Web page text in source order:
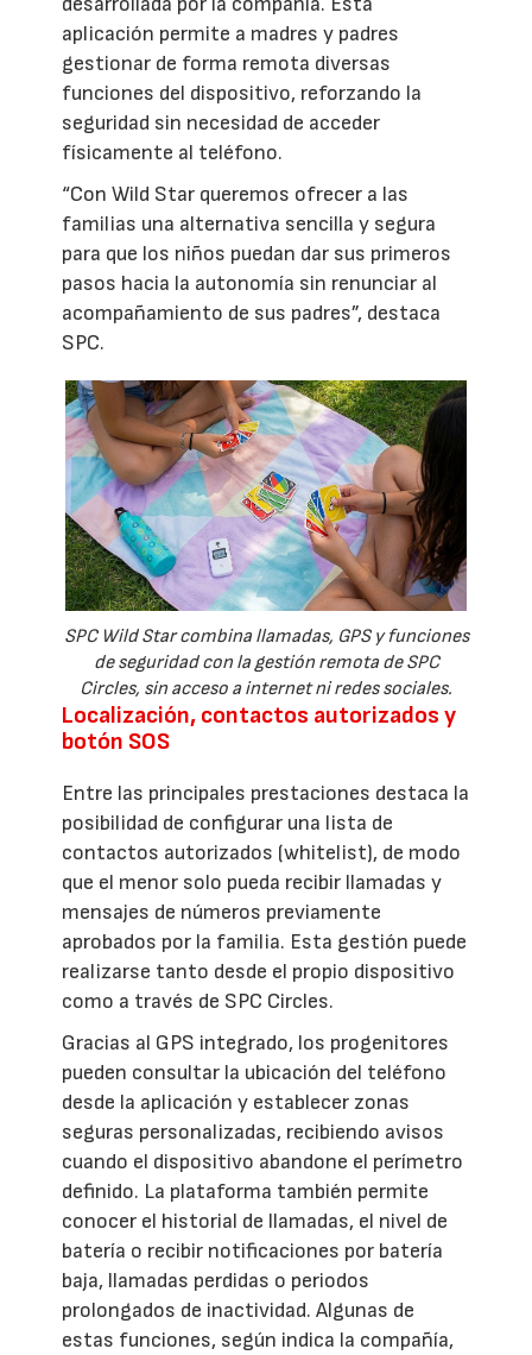
aplicación permite a madres y padres
gestionar de forma remota diversas
funciones del dispositivo, reforzando la
seguridad sin necesidad de acceder
físicamente al teléfono.
“Con Wild Star queremos ofrecer a las
familias una alternativa sencilla y segura
para que los niños puedan dar sus primeros
pasos hacia la autonomía sin renunciar al
acompañamiento de sus padres”, destaca
SPC.
SPC Wild Star combina llamadas, GPS y funciones
de seguridad con la gestión remota de SPC
Circles, sin acceso a internet ni redes sociales.
Localización, contactos autorizados y
botón SOS
Entre las principales prestaciones destaca la
posibilidad de configurar una lista de
contactos autorizados (whitelist), de modo
que el menor solo pueda recibir llamadas y
mensajes de números previamente
aprobados por la familia. Esta gestión puede
realizarse tanto desde el propio dispositivo
como a través de SPC Circles.
Gracias al GPS integrado, los progenitores
pueden consultar la ubicación del teléfono
desde la aplicación y establecer zonas
seguras personalizadas, recibiendo avisos
cuando el dispositivo abandone el perímetro
definido. La plataforma también permite
conocer el historial de llamadas, el nivel de
batería o recibir notificaciones por batería
baja, llamadas perdidas o periodos
prolongados de inactividad. Algunas de
estas funciones, según indica la compañía,